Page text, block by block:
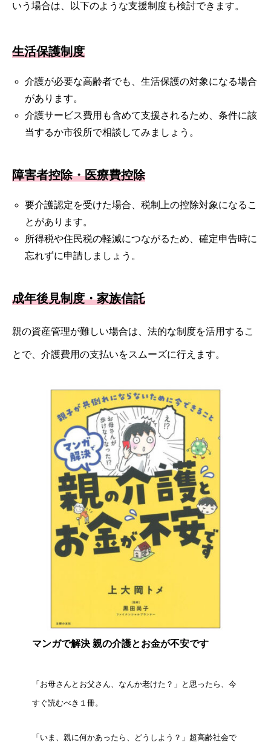
いう場合は、以下のような支援制度も検討できます。
生活保護制度
介護が必要な高齢者でも、生活保護の対象になる場合
があります。
介護サービス費用も含めて支援されるため、条件に該
当するか市役所で相談してみましょう。
障害者控除・医療費控除
要介護認定を受けた場合、税制上の控除対象になるこ
とがあります。
所得税や住民税の軽減につながるため、確定申告時に
忘れずに申請しましょう。
成年後見制度・家族信託
親の資産管理が難しい場合は、法的な制度を活用するこ
とで、介護費用の支払いをスムーズに行えます。
マンガで解決 親の介護とお金が不安です
「お母さんとお父さん、なんか老けた？」と思ったら、今
すぐ読むべき１冊。
「いま、親に何かあったら、どうしよう？」超高齢社会で